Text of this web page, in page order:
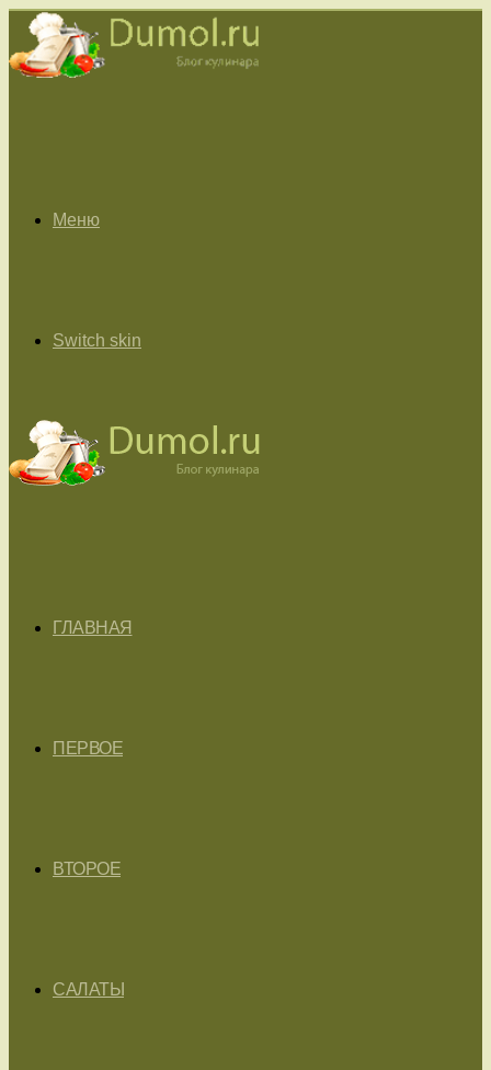
Меню
Switch skin
ГЛАВНАЯ
ПЕРВОЕ
ВТОРОЕ
САЛАТЫ